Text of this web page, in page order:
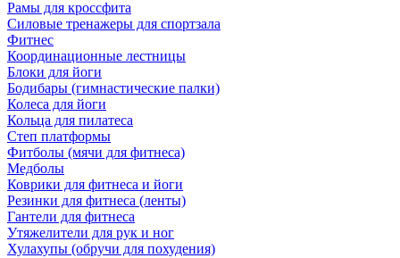
Рамы для кроссфита
Силовые тренажеры для спортзала
Фитнес
Координационные лестницы
Блоки для йоги
Бодибары (гимнастические палки)
Колеса для йоги
Кольца для пилатеса
Степ платформы
Фитболы (мячи для фитнеса)
Медболы
Коврики для фитнеса и йоги
Резинки для фитнеса (ленты)
Гантели для фитнеса
Утяжелители для рук и ног
Хулахупы (обручи для похудения)